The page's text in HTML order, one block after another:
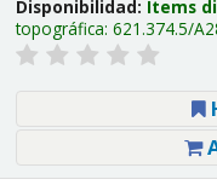
Disponibilidad: Ítems
topográfica: 621.374.5/